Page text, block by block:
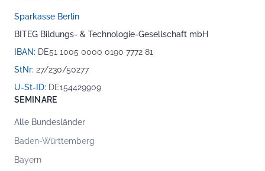
Sparkasse Berlin
BITEG Bildungs- & Technologie-Gesellschaft mbH
IBAN: DE51 1005 0000 0190 7772 81
StNr: 27/230/50277
U-St-ID: DE154429909
SEMINARE
Alle Bundesländer
Baden-Württemberg
Bayern